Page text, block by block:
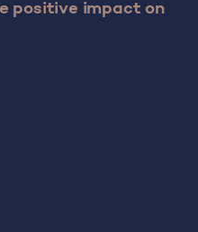
positive impact on